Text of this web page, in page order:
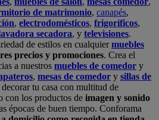
de matrimonio, canapés,
, electrodomésticos, frigoríficos,
secadora, y televisiones.
de estilos en cualquiermuebles
precios y promociones. Crea el
a nuestros muebles de comedor y
, mesas de comedor y sillas de
tu casa con multitud de
con los productos de imagen y sonido
épocas de buen tiempo. Conforama